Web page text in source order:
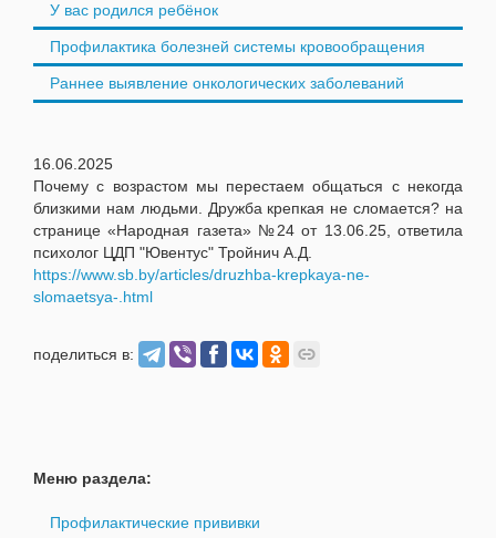
У вас родился ребёнок
Профилактика болезней системы кровообращения
Раннее выявление онкологических заболеваний
16.06.2025
Почему с возрастом мы перестаем общаться с некогда
близкими нам людьми. Дружба крепкая не сломается? на
странице «Народная газета» №24 от 13.06.25, ответила
психолог ЦДП "Ювентус" Тройнич А.Д.
https://www.sb.by/articles/druzhba-krepkaya-ne-
slomaetsya-.html
поделиться в:
Меню раздела:
Профилактические прививки